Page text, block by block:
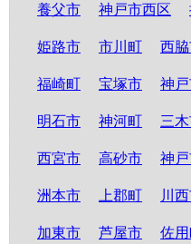
養父市
神戸市西区
姫路市 市川町 西
福崎町 宝塚市 神
明石市 神河町 三
西宮市 高砂市 神
洲本市 上郡町 川
加東市 芦屋市 佐